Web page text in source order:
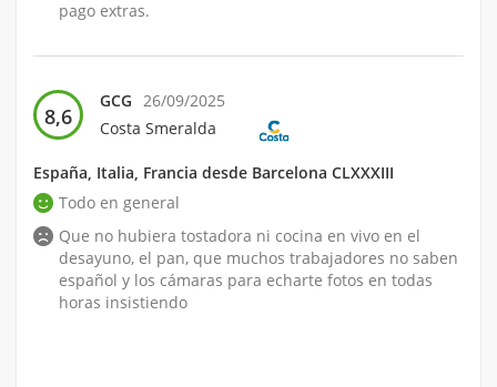
pago extras.
8,6
GCG 26/09/2025
Costa Smeralda
España, Italia, Francia desde Barcelona CLXXXIII
Todo en general
Que no hubiera tostadora ni cocina en vivo en el
desayuno, el pan, que muchos trabajadores no saben
español y los cámaras para echarte fotos en todas
horas insistiendo